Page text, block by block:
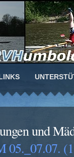
und
05._07.07.